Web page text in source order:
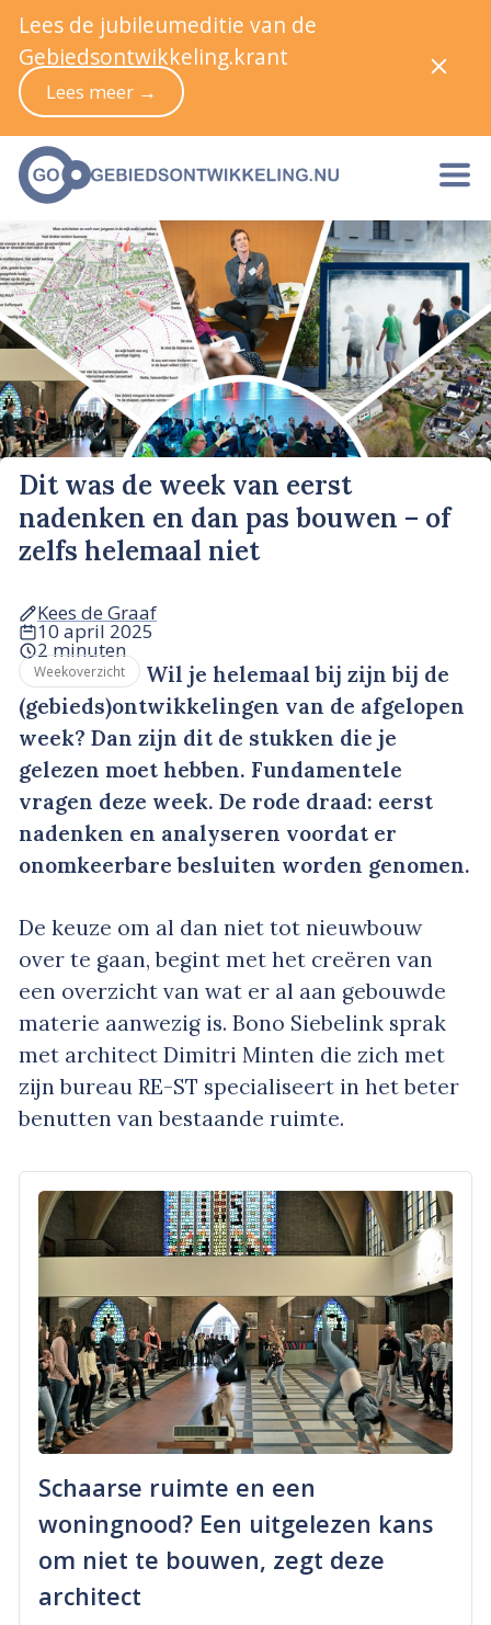
Dit was de week van eerst
nadenken en dan pas bouwen – of
zelfs helemaal niet
Kees de Graaf
10 april 2025
2 minuten
Weekoverzicht
Wil je helemaal bij zijn bij de
(gebieds)ontwikkelingen van de afgelopen
week? Dan zijn dit de stukken die je
gelezen moet hebben. Fundamentele
vragen deze week. De rode draad: eerst
nadenken en analyseren voordat er
onomkeerbare besluiten worden genomen.
De keuze om al dan niet tot nieuwbouw
over te gaan, begint met het creëren van
een overzicht van wat er al aan gebouwde
materie aanwezig is. Bono Siebelink sprak
met architect Dimitri Minten die zich met
zijn bureau RE-ST specialiseert in het beter
benutten van bestaande ruimte.
Schaarse ruimte en een
woningnood? Een uitgelezen kans
om niet te bouwen, zegt deze
architect
Lees de jubileumeditie van de
Gebiedsontwikkeling.krant
Lees meer →